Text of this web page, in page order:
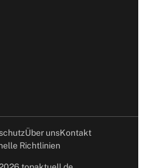
Über unsKontakt
Richtlinien